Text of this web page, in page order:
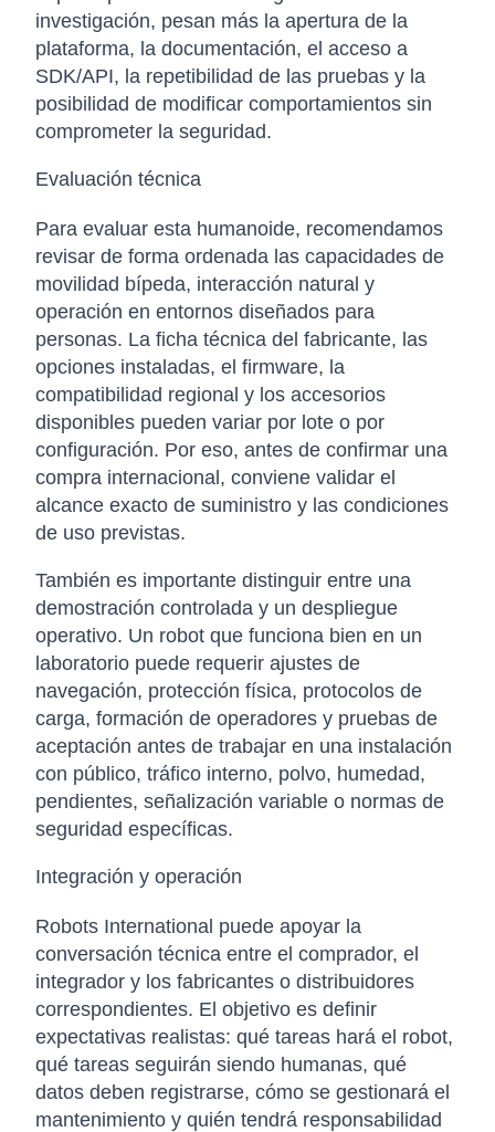
investigación, pesan más la apertura de la
plataforma, la documentación, el acceso a
SDK/API, la repetibilidad de las pruebas y la
posibilidad de modificar comportamientos sin
comprometer la seguridad.
Evaluación técnica
Para evaluar esta humanoide, recomendamos
revisar de forma ordenada las capacidades de
movilidad bípeda, interacción natural y
operación en entornos diseñados para
personas. La ficha técnica del fabricante, las
opciones instaladas, el firmware, la
compatibilidad regional y los accesorios
disponibles pueden variar por lote o por
configuración. Por eso, antes de confirmar una
compra internacional, conviene validar el
alcance exacto de suministro y las condiciones
de uso previstas.
También es importante distinguir entre una
demostración controlada y un despliegue
operativo. Un robot que funciona bien en un
laboratorio puede requerir ajustes de
navegación, protección física, protocolos de
carga, formación de operadores y pruebas de
aceptación antes de trabajar en una instalación
con público, tráfico interno, polvo, humedad,
pendientes, señalización variable o normas de
seguridad específicas.
Integración y operación
Robots International puede apoyar la
conversación técnica entre el comprador, el
integrador y los fabricantes o distribuidores
correspondientes. El objetivo es definir
expectativas realistas: qué tareas hará el robot,
qué tareas seguirán siendo humanas, qué
datos deben registrarse, cómo se gestionará el
mantenimiento y quién tendrá responsabilidad